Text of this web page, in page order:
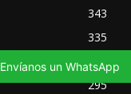
343
335
321
295
Envíanos un WhatsApp